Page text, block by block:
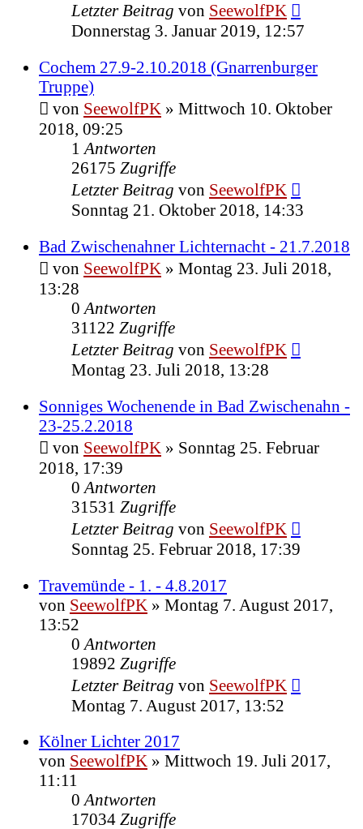
Letzter Beitrag von SeewolfPK
Donnerstag 3. Januar 2019, 12:57
Cochem 27.9-2.10.2018 (Gnarrenburger
Truppe)
von SeewolfPK » Mittwoch 10. Oktober
2018, 09:25
1 Antworten
26175 Zugriffe
Letzter Beitrag von SeewolfPK
Sonntag 21. Oktober 2018, 14:33
Bad Zwischenahner Lichternacht - 21.7.2018
von SeewolfPK » Montag 23. Juli 2018,
13:28
0 Antworten
31122 Zugriffe
Letzter Beitrag von SeewolfPK
Montag 23. Juli 2018, 13:28
Sonniges Wochenende in Bad Zwischenahn -
23-25.2.2018
von SeewolfPK » Sonntag 25. Februar
2018, 17:39
0 Antworten
31531 Zugriffe
Letzter Beitrag von SeewolfPK
Sonntag 25. Februar 2018, 17:39
Travemünde - 1. - 4.8.2017
von SeewolfPK » Montag 7. August 2017,
13:52
0 Antworten
19892 Zugriffe
Letzter Beitrag von SeewolfPK
Montag 7. August 2017, 13:52
Kölner Lichter 2017
von SeewolfPK » Mittwoch 19. Juli 2017,
11:11
0 Antworten
17034 Zugriffe